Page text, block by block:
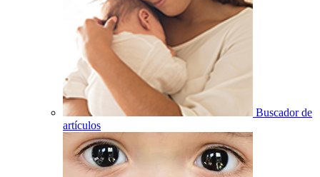
Buscador de
artículos